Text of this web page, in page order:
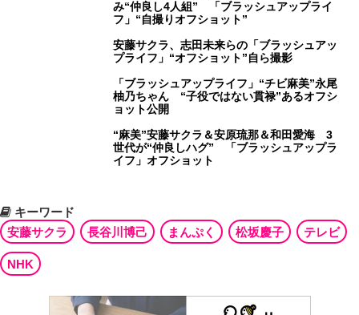
み“仲良し4人組” 「ブラッシュアップライ
フ」“自撮りオフショット”
安藤サクラ、志田未来らの「ブラッシュアッ
プライフ」“オフショット”自ら撮影
「ブラッシュアップライフ」“チビ麻美”永尾
柚乃ちゃん “子役ではない貫禄”あるオフシ
ョット公開
“麻美”安藤サクラ＆安原琉那＆和田愛海 3
世代が“仲良しハグ” 「ブラッシュアップラ
イフ」オフショット
キーワード
安藤サクラ
長谷川博己 まんぷく 松坂慶子 テレビ
NHK